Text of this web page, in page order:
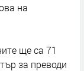
на
ще са 71
за преводи